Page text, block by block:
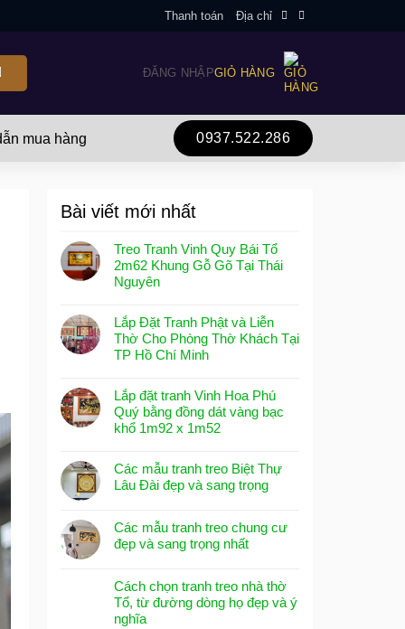
Thanh toán Địa chỉ
ĐĂNG NHẬPGIỎ HÀNG
mua hàng 0937.522.286
Bài viết mới nhất
Treo Tranh Vinh Quy Bái Tổ
2m62 Khung Gỗ Gõ Tại Thái
Nguyên
Lắp Đặt Tranh Phật và Liễn
Thờ Cho Phòng Thờ Khách Tại
TP Hồ Chí Minh
Lắp đặt tranh Vinh Hoa Phú
Quý bằng đồng dát vàng bạc
khổ 1m92 x 1m52
Các mẫu tranh treo Biệt Thự
Lâu Đài đẹp và sang trọng
Các mẫu tranh treo chung cư
đẹp và sang trọng nhất
Cách chọn tranh treo nhà thờ
Tổ, từ đường dòng họ đẹp và ý
nghĩa